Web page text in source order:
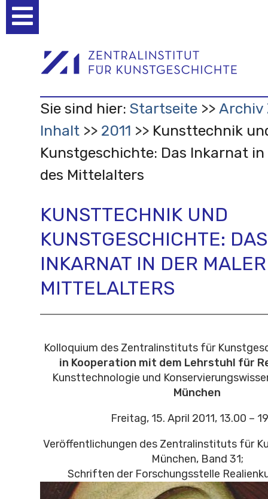
Werkzeuge
Sie sind hier: Startseite
Archiv
Inhalt
2011
Kunsttechnik
Kunstgeschichte: Das Inkarnat in
des Mittelalters
KUNSTTECHNIK UND
KUNSTGESCHICHTE: DAS
INKARNAT IN DER
MITTELALTERS
Kolloquium des Zentralinstituts für
in Kooperation mit dem Lehrstuhl für
Kunsttechnologie und
München
Freitag, 15. April 2011, 13.00 –
Veröffentlichungen des Zentralinstituts für
München, Band 31;
Schriften der Forschungsstelle